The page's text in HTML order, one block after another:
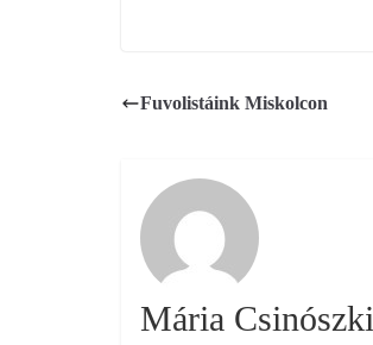
Fuvolistáink Miskolcon
Mária Csinószki